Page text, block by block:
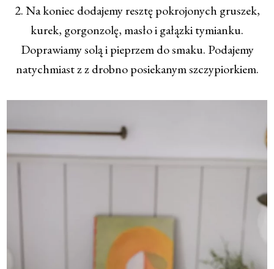
2. Na koniec dodajemy resztę pokrojonych gruszek,
kurek, gorgonzolę, masło i gałązki tymianku.
Doprawiamy solą i pieprzem do smaku. Podajemy
natychmiast z z drobno posiekanym szczypiorkiem.